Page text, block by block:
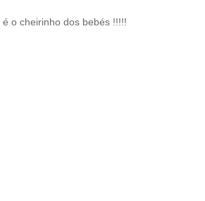
o cheirinho dos bebés !!!!!